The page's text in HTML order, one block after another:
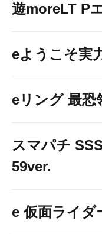
遊moreLT P
eようこそ実
eリング 最恐
スマパチ
59ver.
e 仮面ライダ